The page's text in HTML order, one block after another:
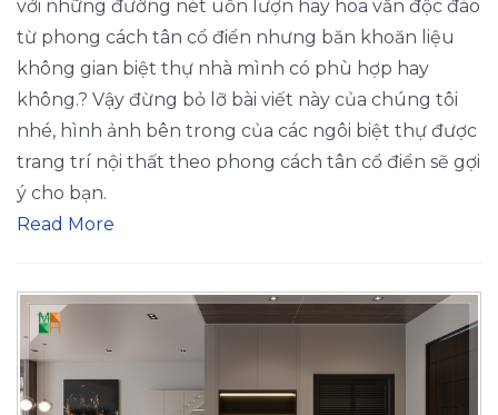
với những đường nét uốn lượn hay hoa văn độc đáo
từ phong cách tân cổ điển nhưng băn khoăn liệu
không gian biệt thự nhà mình có phù hợp hay
không.? Vậy đừng bỏ lỡ bài viết này của chúng tôi
nhé, hình ảnh bên trong của các ngôi biệt thự được
trang trí nội thất theo phong cách tân cổ điển sẽ gợi
ý cho bạn.
Read More